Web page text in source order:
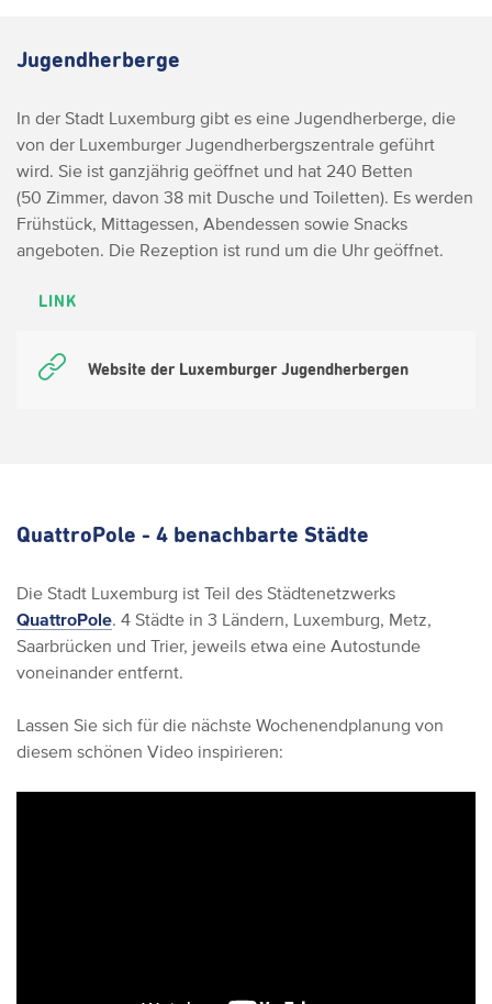
Jugendherberge
In der Stadt Luxemburg gibt es eine Jugendherberge, die
von der Luxemburger Jugendherbergszentrale geführt
wird. Sie ist ganzjährig geöffnet und hat 240 Betten
(50 Zimmer, davon 38 mit Dusche und Toiletten). Es werden
Frühstück, Mittagessen, Abendessen sowie Snacks
angeboten. Die Rezeption ist rund um die Uhr geöffnet.
LINK
Website der Luxemburger Jugendherbergen
QuattroPole - 4 benachbarte Städte
Die Stadt Luxemburg ist Teil des Städtenetzwerks
QuattroPole. 4 Städte in 3 Ländern, Luxemburg, Metz,
Saarbrücken und Trier, jeweils etwa eine Autostunde
voneinander entfernt.
Lassen Sie sich für die nächste Wochenendplanung von
diesem schönen Video inspirieren: